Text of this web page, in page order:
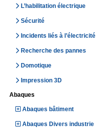
L’habilitation électrique
Sécurité
Incidents liés à l’électricité
Recherche des pannes
Domotique
Impression 3D
Abaques
Abaques bâtiment
Abaques Divers industrie